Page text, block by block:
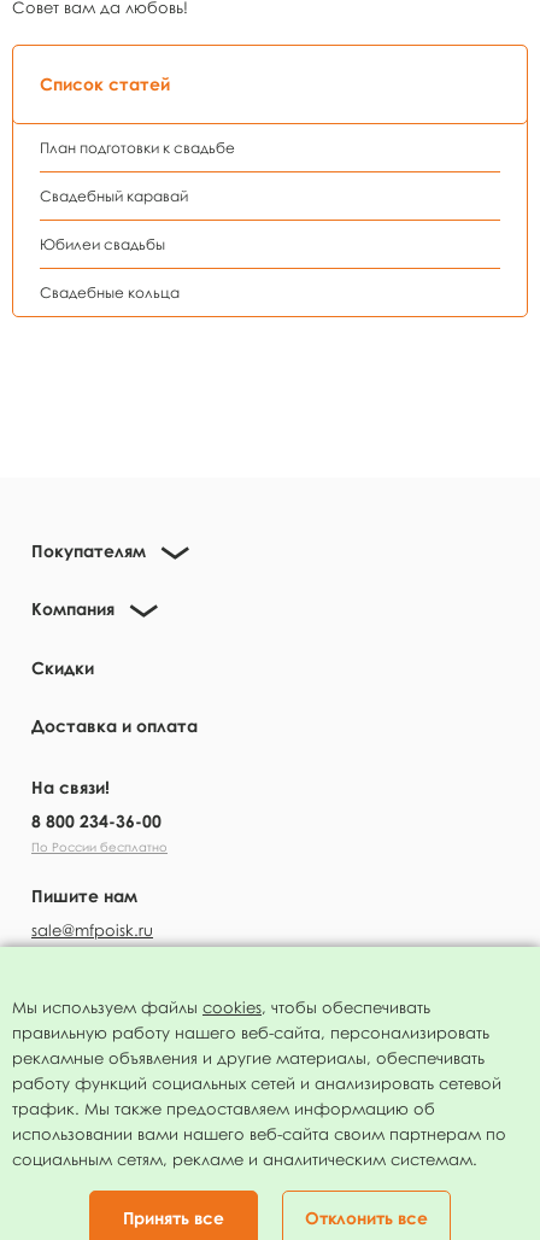
Совет вам да любовь!
Список статей
План подготовки к свадьбе
Свадебный каравай
Юбилеи свадьбы
Свадебные кольца
Покупателям
Компания
Скидки
Доставка и оплата
На связи!
8 800 234-36-00
По России бесплатно
Пишите нам
sale@mfpoisk.ru
УЗНАВАЙТЕ ПЕРВЫМИ О НОВОСТЯХ
Нажимая на кнопку я соглашаюсь с
политикой конфиденциальности
Мы используем файлы cookies, чтобы обеспечивать
правильную работу нашего веб-сайта, персонализировать
рекламные объявления и другие материалы, обеспечивать
работу функций социальных сетей и анализировать сетевой
трафик. Мы также предоставляем информацию об
использовании вами нашего веб-сайта своим партнерам по
социальным сетям, рекламе и аналитическим системам.
Принять все Отклонить все